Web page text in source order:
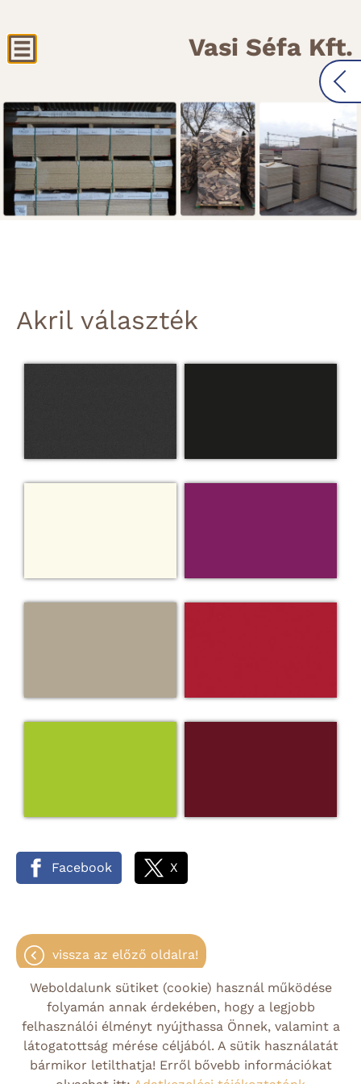
Vasi Séfa Kft.
Akril választék
Facebook X
vissza az előző oldalra!
Oldal információk
Adatkezelési tájékoztató
Impresszum
Sütik kezelése
Weboldalunk sütiket (cookie) használ működése
folyamán annak érdekében, hogy a legjobb
felhasználói élményt nyújthassa Önnek, valamint a
látogatottság mérése céljából. A sütik használatát
bármikor letilthatja! Erről bővebb információkat